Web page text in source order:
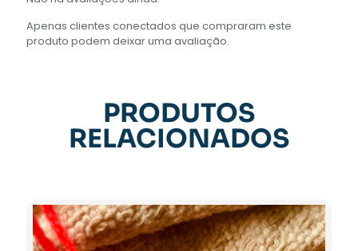
Apenas clientes conectados que compraram este
produto podem deixar uma avaliação.
PRODUTOS
RELACIONADOS